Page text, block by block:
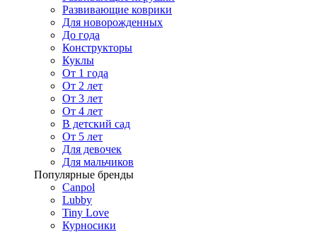
Развивающие коврики
Для новорожденных
До года
Конструкторы
Куклы
От 1 года
От 2 лет
От 3 лет
От 4 лет
В детский сад
От 5 лет
Для девочек
Для мальчиков
Популярные бренды
Canpol
Lubby
Tiny Love
Курносики